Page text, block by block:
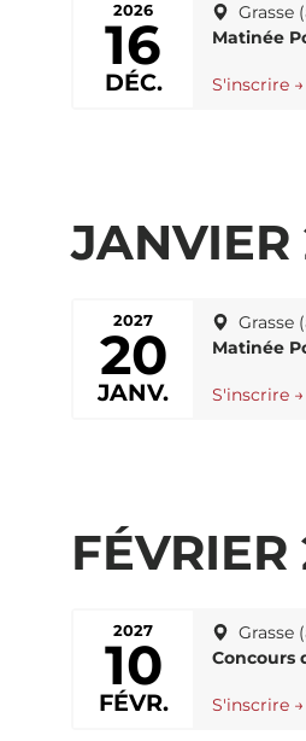
2026
16
DÉC.
Grasse
Matinée
S'inscrire →
JANVIER
2027
20
JANV.
Grasse
Matinée
S'inscrire →
2027
10
FÉVR.
Grasse
Concours
S'inscrire →